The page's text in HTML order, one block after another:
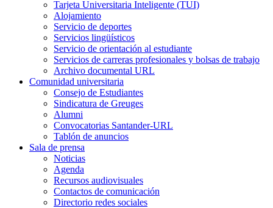
Tarjeta Universitaria Inteligente (TUI)
Alojamiento
Servicio de deportes
Servicios lingüísticos
Servicio de orientación al estudiante
Servicios de carreras profesionales y bolsas de trabajo
Archivo documental URL
Comunidad universitaria
Consejo de Estudiantes
Sindicatura de Greuges
Alumni
Convocatorias Santander-URL
Tablón de anuncios
Sala de prensa
Noticias
Agenda
Recursos audiovisuales
Contactos de comunicación
Directorio redes sociales